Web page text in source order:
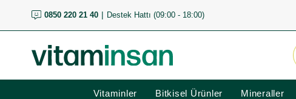
0850 220 21 40 Destek Hattı (09:00 - 18:00)
Vitaminler Bitkisel Ürünler Mineraller